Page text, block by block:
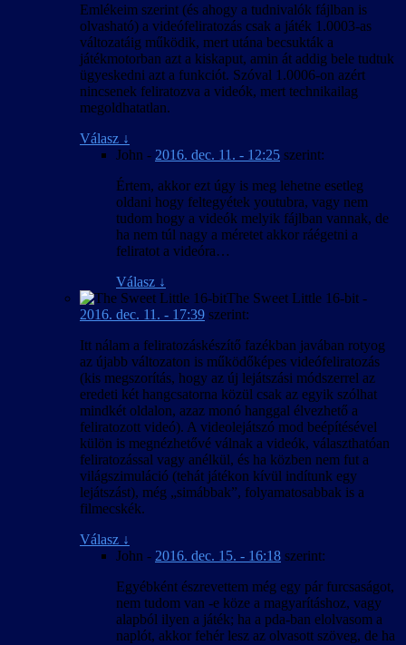
Emlékeim szerint (és ahogy a tudnivalók fájlban is
olvasható) a videófeliratozás csak a játék 1.0003-as
változatáig működik, mert utána becsukták a
játékmotorban azt a kiskaput, amin át addig bele tudtuk
ügyeskedni azt a funkciót. Szóval 1.0006-on azért
nincsenek feliratozva a videók, mert technikailag
megoldhatatlan.
Válasz ↓
John - 2016. dec. 11. - 12:25 szerint:
Értem, akkor ezt úgy is meg lehetne esetleg
oldani hogy feltegyétek youtubra, vagy nem
tudom hogy a videók melyik fájlban vannak, de
ha nem túl nagy a méretet akkor ráégetni a
feliratot a videóra…
Válasz ↓
The Sweet Little 16-bit -
2016. dec. 11. - 17:39 szerint:
Itt nálam a feliratozáskészítő fazékban javában rotyog
az újabb változaton is működőképes videófeliratozás
(kis megszorítás, hogy az új lejátszási módszerrel az
eredeti két hangcsatorna közül csak az egyik szólhat
mindkét oldalon, azaz monó hanggal élvezhető a
feliratozott videó). A videolejátszó mod beépítésével
külön is megnézhetővé válnak a videók, választhatóan
feliratozással vagy anélkül, és ha közben nem fut a
világszimuláció (tehát játékon kívül indítunk egy
lejátszást), még „simábbak”, folyamatosabbak is a
filmecskék.
Válasz ↓
John - 2016. dec. 15. - 16:18 szerint:
Egyébként észrevettem még egy pár furcsaságot,
nem tudom van -e köze a magyarításhoz, vagy
alapból ilyen a játék; ha a pda-ban elolvasom a
naplót, akkor fehér lesz az olvasott szöveg, de ha